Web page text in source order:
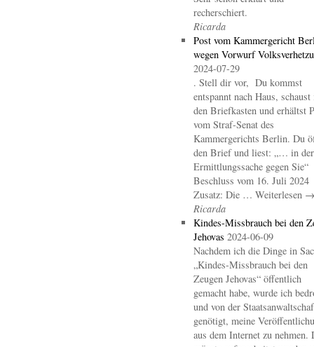
recherschiert.
Ricarda
Post vom Kammergericht
wegen Vorwurf
2024-07-29
. Stell dir vor, Du kommst
entspannt nach Haus, schaust
den Briefkasten und erhältst
vom Straf-Senat des
Kammergerichts Berlin. Du
den Brief und liest: „… in der
Ermittlungssache gegen Sie“
Beschluss vom 16. Juli 2024
Zusatz: Die … Weiterlesen →
Ricarda
Kindes-Missbrauch bei den
Jehovas 2024-06-09
Nachdem ich die Dinge in
„Kindes-Missbrauch bei den
Zeugen Jehovas“ öffentlich
gemacht habe, wurde ich
und von der
genötigt, meine
aus dem Internet zu nehmen.